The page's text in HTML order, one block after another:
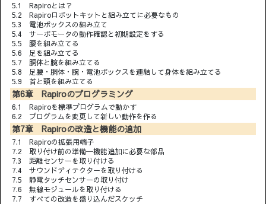
5.1 Rapiroとは？
5.2 Rapiroロボットキットと組み立てに必要なもの
5.3 電池ボックスの組み立て
5.4 サーボモータの動作確認と初期設定をする
5.5 腰を組み立てる
5.6 足を組み立てる
5.7 胴体と腕を組み立てる
5.8 足腰・胴体・腕・電池ボックスを連結して身体を組み立てる
5.9 首と頭を組み立てる
第6章 Rapiroのプログラミング
6.1 Rapiroを標準プログラムで動かす
6.2 プログラムを変更して新しい動作を作る
第7章 Rapiroの改造と機能の追加
7.1 Rapiroの拡張用端子
7.2 取り付け前の準備─機能追加に必要な部品
7.3 距離センサーを取り付ける
7.4 サウンドディテクターを取り付ける
7.5 静電タッチセンサーの取り付け
7.6 無線モジュールを取り付ける
7.7 すべての改造を盛り込んだスケッチ